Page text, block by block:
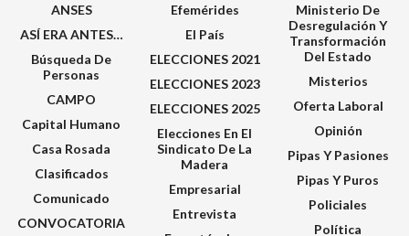
ANSES
ASÍ ERA ANTES…
Búsqueda De
Personas
CAMPO
Capital Humano
Casa Rosada
Clasificados
Comunicado
CONVOCATORIA
Efemérides
El País
ELECCIONES 2021
ELECCIONES 2023
ELECCIONES 2025
Elecciones En El
Sindicato De La
Madera
Empresarial
Entrevista
Ministerio De
Desregulación Y
Transformación
Del Estado
Misterios
Oferta Laboral
Opinión
Pipas Y Pasiones
Pipas Y Puros
Policiales
Política